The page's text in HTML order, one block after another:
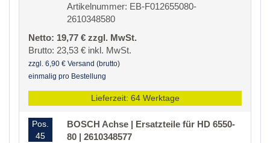
Artikelnummer: EB-F012655080-
2610348580
Netto: 19,77 € zzgl. MwSt.
Brutto: 23,53 € inkl. MwSt.
zzgl. 6,90 € Versand (brutto)
einmalig pro Bestellung
Lieferzeit: 64 Werktage
Pos.
45
BOSCH Achse | Ersatzteile für HD 6550-
80 | 2610348577